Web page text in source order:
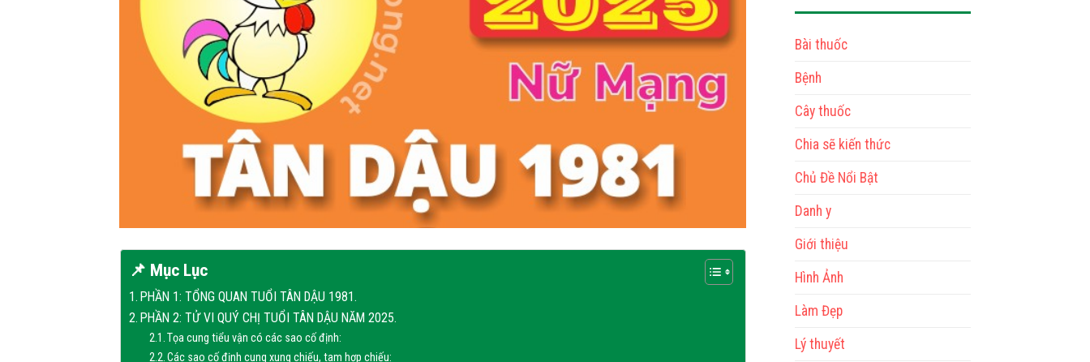
📌 Mục Lục
PHẦN 1: TỔNG QUAN TUỔI TÂN DẬU 1981.
PHẦN 2: TỬ VI QUÝ CHỊ TUỔI TÂN DẬU NĂM 2025.
Tọa cung tiểu vận có các sao cố định:
Các sao cố định cung xung chiếu, tam hợp chiếu:
Bài thuốc
Bệnh
Cây thuốc
Chia sẽ kiến thức
Chủ Đề Nổi Bật
Danh y
Giới thiệu
Hình Ảnh
Làm Đẹp
Lý thuyết